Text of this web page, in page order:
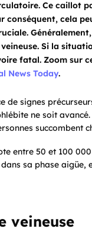
Ce caillot
conséquent, cela
Si la
fatal. Zoom sur
News Today.
de signes
ne soit
succombent
entre 50 et 100
sa phase aigüe,
veineuse